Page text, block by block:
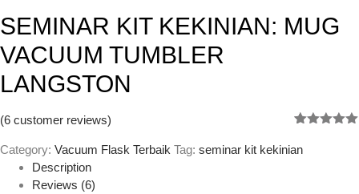
SEMINAR KIT KEKINIAN: MUG
VACUUM TUMBLER
LANGSTON
out of 5
(6 customer reviews)
Category: Vacuum Flask Terbaik Tag: seminar kit kekinian
Description
Reviews (6)